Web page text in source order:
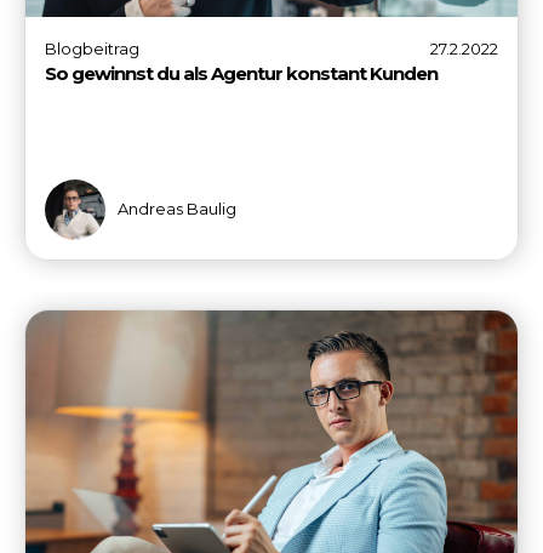
Blogbeitrag 27.2.2022
So gewinnst du als Agentur konstant Kunden
Andreas Baulig